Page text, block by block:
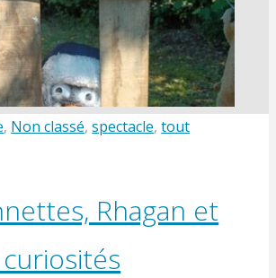
« les
»"
, Non classé,spectacle,tout
Rhagan et